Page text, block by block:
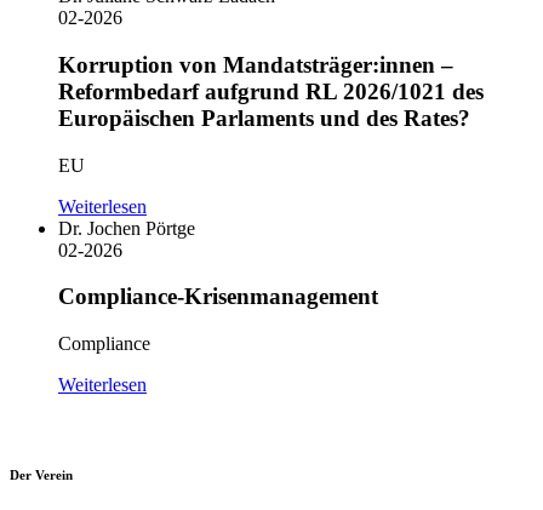
02-2026
Korruption von Mandatsträger:innen –
Reformbedarf aufgrund RL 2026/1021 des
Europäischen Parlaments und des Rates?
EU
Weiterlesen
Dr. Jochen Pörtge
02-2026
Compliance-Krisenmanagement
Compliance
Weiterlesen
Der Verein